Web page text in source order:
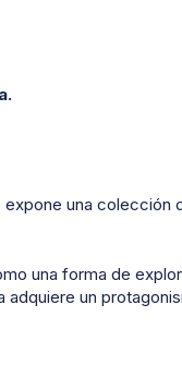
expone una colección
una forma de
adquiere un